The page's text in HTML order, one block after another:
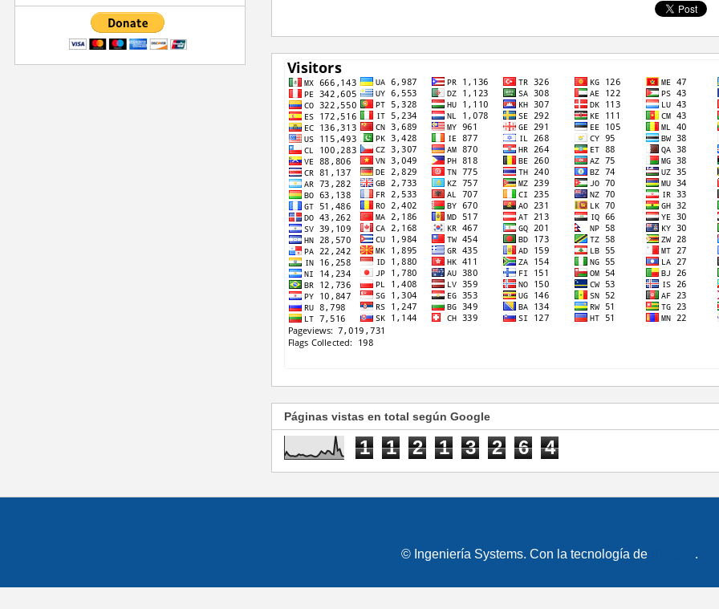
Páginas vistas en total según Google
1 1 2 1 3 2 6 4
© Ingeniería Systems. Con la tecnología de .